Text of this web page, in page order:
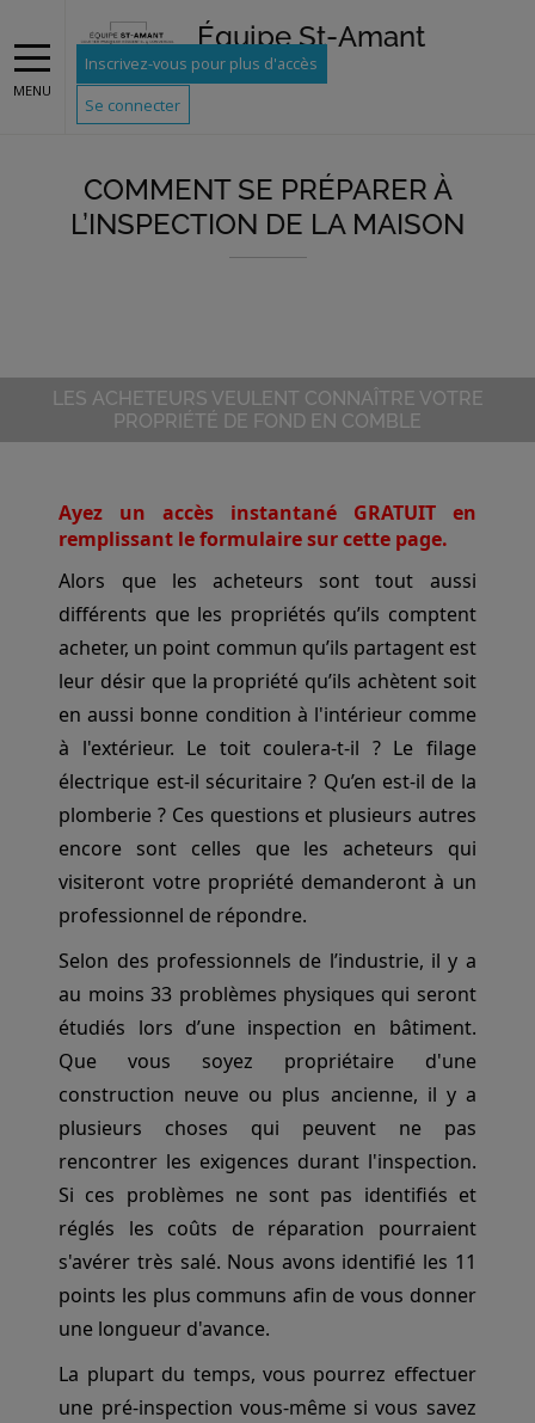
MENU
Équipe St-Amant
Inscrivez-vous pour plus d'accès
Se connecter
COMMENT SE PRÉPARER À
L’INSPECTION DE LA MAISON
LES ACHETEURS VEULENT CONNAÎTRE VOTRE
PROPRIÉTÉ DE FOND EN COMBLE
Ayez un accès instantané GRATUIT en
remplissant le formulaire sur cette page.
Alors que les acheteurs sont tout aussi
différents que les propriétés qu’ils comptent
acheter, un point commun qu’ils partagent est
leur désir que la propriété qu’ils achètent soit
en aussi bonne condition à l'intérieur comme
à l'extérieur. Le toit coulera-t-il ? Le filage
électrique est-il sécuritaire ? Qu’en est-il de la
plomberie ? Ces questions et plusieurs autres
encore sont celles que les acheteurs qui
visiteront votre propriété demanderont à un
professionnel de répondre.
Selon des professionnels de l’industrie, il y a
au moins 33 problèmes physiques qui seront
étudiés lors d’une inspection en bâtiment.
Que vous soyez propriétaire d'une
construction neuve ou plus ancienne, il y a
plusieurs choses qui peuvent ne pas
rencontrer les exigences durant l'inspection.
Si ces problèmes ne sont pas identifiés et
réglés les coûts de réparation pourraient
s'avérer très salé. Nous avons identifié les 11
points les plus communs afin de vous donner
une longueur d'avance.
La plupart du temps, vous pourrez effectuer
une pré-inspection vous-même si vous savez